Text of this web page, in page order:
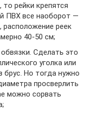
то рейки крепятся
ПВХ все наоборот —
расположение реек
40-50 см;
Сделать это
уголка или
брус. Но тогда нужно
просверлить
можно сорвать